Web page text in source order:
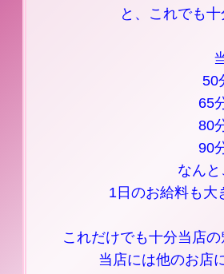
と、これでも
50
65
80
90
なんと
1日のお給料も大
これだけでも十分当店
当店には他のお店